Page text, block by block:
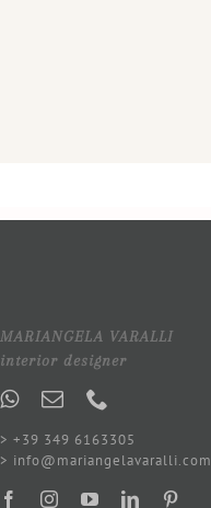
MARIANGELA VARALLI
interior designer
> +39 349 6163305
> info@mariangelavaralli.com